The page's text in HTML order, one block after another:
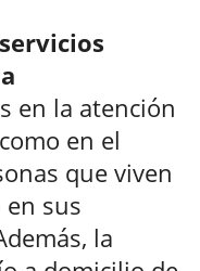
servicios
en la atención
en el
que viven
en sus
la